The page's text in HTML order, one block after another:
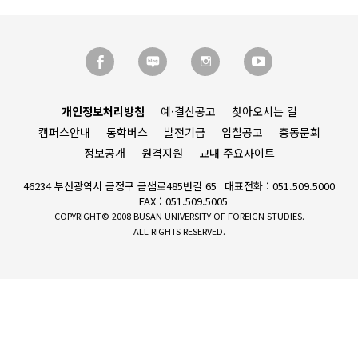
개인정보처리방침 예·결산공고
찾아오시는 길
캠퍼스안내
통학버스 발전기금 입찰공고
총동문회
정보공개
원격지원 교내 주요사이트
46234 부산광역시 금정구 금샘로485번길 65
대표전화 : 051.509.5000
FAX : 051.509.5005
COPYRIGHT© 2008 BUSAN UNIVERSITY OF FOREIGN STUDIES.
ALL RIGHTS RESERVED.